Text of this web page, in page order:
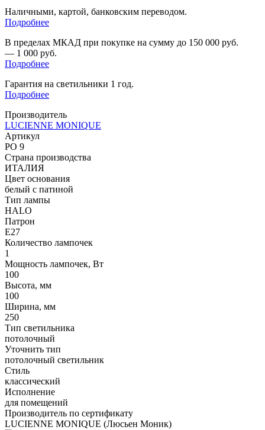
Наличными, картой, банковским переводом.
Подробнее
В пределах МКАД при покупке на сумму до 150 000 руб.
— 1 000 руб.
Подробнее
Гарантия на светильники 1 год.
Подробнее
Производитель
LUCIENNE MONIQUE
Артикул
PO 9
Страна производства
ИТАЛИЯ
Цвет основания
белый с патиной
Тип лампы
HALO
Патрон
E27
Количество лампочек
1
Мощность лампочек, Вт
100
Высота, мм
100
Ширина, мм
250
Тип светильника
потолочный
Уточнить тип
потолочный светильник
Стиль
классический
Исполнение
для помещений
Производитель по сертификату
LUCIENNE MONIQUE (Люсьен Моник)